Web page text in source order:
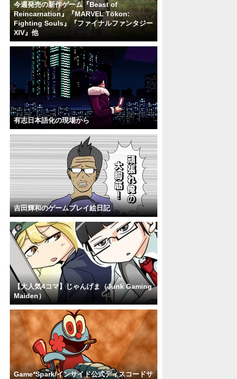
今週発売の新作ゲーム『Beast of
Reincarnation』『MARVEL Tōkon:
Fighting Souls』『ファイナルファンタジー
XIV』他
有志日本語化の現場から
吉田輝和のゲームプレイ絵日記
【大人気4コマ】じゃんげま（Junk Gaming
Maiden）
Game*Spark/インサイド公式ディスコードサ